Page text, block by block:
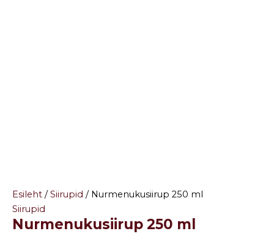
Esileht /Siirupid / Nurmenukusiirup 250 ml
Siirupid
Nurmenukusiirup 250 ml